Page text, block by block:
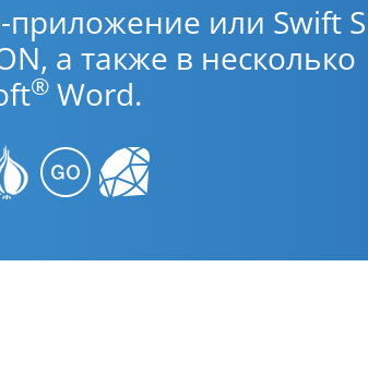
или Swift
а также в несколько
® Word.